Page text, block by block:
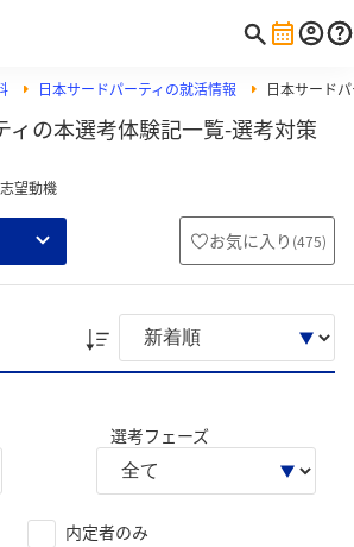
日本サードパーティの就活情報 日本サード
ィの本選考体験記一覧-選考対策
望動機
お気に入り (475)
選考フェーズ
内定者のみ